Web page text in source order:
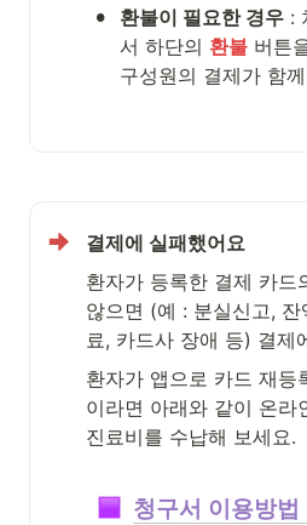
• 환불이 필요한 경우 :
서 하단의 환불 버튼
구성원의 결제가 함
결제에 실패했어요
환자가 등록한 결제 카드
않으면 (예 : 분실신고,
료, 카드사 장애 등) 결제
환자가 앱으로 카드 재등
이라면 아래와 같이 온라
진료비를 수납해 보세요.
청구서 이용방법